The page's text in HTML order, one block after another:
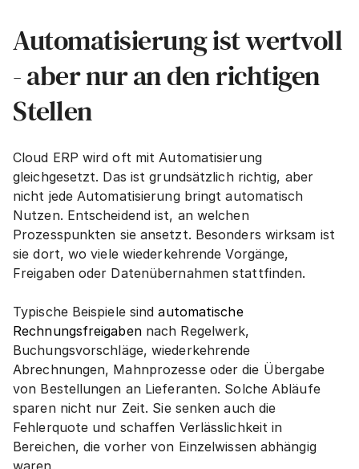
Automatisierung ist wertvoll
- aber nur an den richtigen
Stellen
Cloud ERP wird oft mit Automatisierung
gleichgesetzt. Das ist grundsätzlich richtig, aber
nicht jede Automatisierung bringt automatisch
Nutzen. Entscheidend ist, an welchen
Prozesspunkten sie ansetzt. Besonders wirksam ist
sie dort, wo viele wiederkehrende Vorgänge,
Freigaben oder Datenübernahmen stattfinden.
Typische Beispiele sind automatische
Rechnungsfreigaben nach Regelwerk,
Buchungsvorschläge, wiederkehrende
Abrechnungen, Mahnprozesse oder die Übergabe
von Bestellungen an Lieferanten. Solche Abläufe
sparen nicht nur Zeit. Sie senken auch die
Fehlerquote und schaffen Verlässlichkeit in
Bereichen, die vorher von Einzelwissen abhängig
waren.